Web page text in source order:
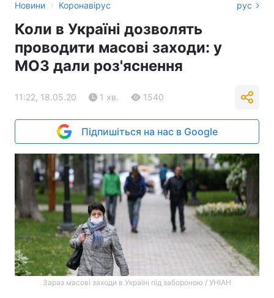
Новини › Коронавірус рус
Коли в Україні дозволять
проводити масові заходи: у
МОЗ дали роз'яснення
11:22, 18.05.20 1 хв. 1540
Підпишіться на нас в Google
Зараз масові заходи в Україні під забороною / УНІАН